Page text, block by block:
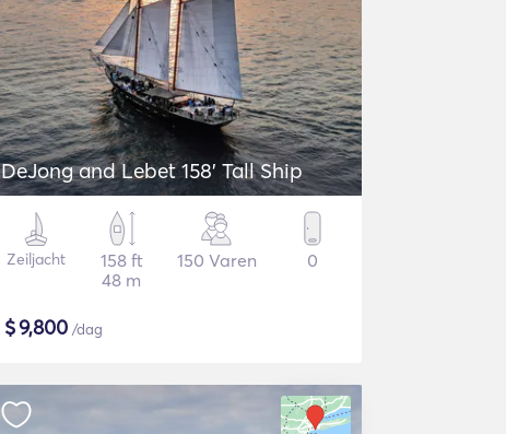
DeJong and Lebet 158' Tall Ship
Zeiljacht
158 ft
48 m
150 Varen 0
$9,800 /dag